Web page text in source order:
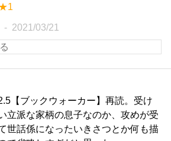
2021/03/21
ブックウォーカー】再読。受け
立派な家柄の息子なのか、攻めが受
世話係になったいきさつとか何も描